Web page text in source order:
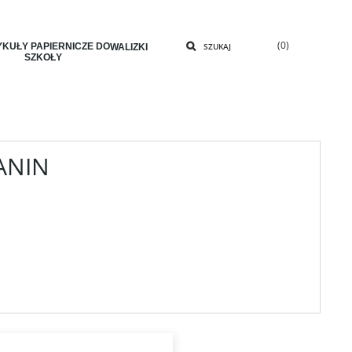
SZUKAJ (0)
PAPIERNICZE DO
SZKOŁY
WALIZKI